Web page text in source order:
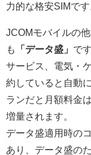
力的な格安SIMです
JCOMモバイルの
も
「データ盛」 で
サービス、電気・
約していると自動
ランだと月額料金
増量されます。
データ盛適用時の
あり、データ盛の